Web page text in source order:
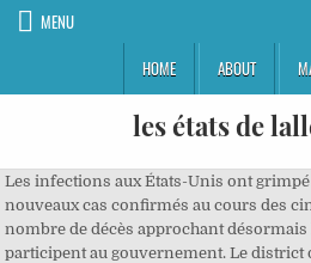
MENU
HOME
ABOUT
les états de
Les infections aux États-Unis ont grimpé en flèche, avec 1,1 million de nouveaux cas confirmés au cours des cinq derniers jours et un nombre de décès approchant désormais les 300.000. Les Grünen participent au gouvernement. Le district de Bialystok est ainsi rattaché à la Prusse-Orientale[41]. Après le mois d'octobre 1944, l’Allemagne est écrasée sous les bombardements. Il met fin au Grand Schisme par le concile de Constance (1414-1418). Lors des premières années, elle doit lutter contre des révoltes de gauche et de droite (1919-1923), en particulier la Révolte spartakiste de Berlin, puis le Putsch de Kapp. Cinq ans plus, les Sept de Göttingen, un groupe d'intellectuels dont les frères Grimm, dénoncent le nouveau roi de Hanovre, Ernest-Auguste Ier qui a invalidé la Constitution de 1833. Les croisés deviennent des paysans établis pour remplacer la population borusse tuée ou en fuite. Noté /5. Nonresident Alien: A nonresident alien is a classification assigned to a non-U.S. citizen, or foreign national, who doesn't pass the green card test or the substantial presence test. Le Kulturkampf a en fait comme objectif de réduire des particularismes pour renforcer l'unité de l'Empire. Le « décollage industriel » date de la période 1850-1870, selon l'économiste Rostow[35]. Il semble ainsi nécessaire de provoquer les hostilités avant qu'il ne soit trop tard. De plus, le boum provisoire de la consommation causé par la parité a retardé des réformes structurelles nécessaires aux entreprises ouest-allemandes. Lors des débats était apparu la question des limites de ce nouvel État fédéral. Le territoire allemand est grandement amputé : il diminue de 24 % par rapport à 1937. 23 mai 1949 - Création de la République fédérale d'Allemagne. Les États ont les plus grandes difficultés à se mettre d'accord et les débats sont souvent très longs. : les Alamans et les Francs). De plus, elle doit payer de lourdes réparations à la France et à la Belgique. En 1002, une forteresse est construite près des ruines de l'ancienne cité romaine de Vindobona, la future Vienne. L’Europe s’évite une nouvelle crise majeure. À la mort de Frédéric II en 1250, l'Allemagne se trouve privée d'un pouvoir central pendant l'interrègne de vingt-trois ans qui suit son décès. Non. Les paysans d'Allemagne du sud se révoltèrent contre leurs seigneurs à la fin de l'année 1524. ushmm, l'expansion allemande pendant la guerre. Alors que jusque là, ils étaient plus libres que les paysans du reste de l'Allemagne, ils se retrouvent dans une plus grande servitude. C'est donc la solution dominée par la Prusse, dite solution petite-allemande, c’est-à-dire sans l'Autriche, qui emporte finalement la décision. Frédéric II est tellement occupé par ses affaires italiennes qu'il ne séjourne que quelques mois en Allemagne au début de son règne, laissant ensuite son gouvernement à son fils Henri II de Souabe. La seconde explication est la forte croissance démographique qui raréfie et renchérit les denrées. Parmi les empereurs du XIVe et du XVe siècle, Charles IV, roi de Bohême, chef de la Maison de Luxembourg a eu un rôle important. Les princes et les villes luthériennes protestent. En attendant, la diète réunie à Spire en 1526 décide à l'unanimité que pendant un an et demi chaque État sera responsable de ses affaires religieuses[6]. Les princes organisent leur cour avec leur chancellerie, leur sceau, leur administration autonome, leur propre législation. L'état-major prussien utilise efficacement les chemins de fer et le télégraphe que l'État a encouragé dans les deux décennies précédant la guerre. De 962 à 1806, l'Allemagne est la force centrifuge du Saint-Empire romain germanique. Luther fut indigné par une rébellion qui tendait à menacer un ordre social qu'il défendait et soutint la répression. À partir de 1663, le Reichstag, devenu « perpétuel », siège à Ratisbonne. En 1789, la Révolution française est admirée par le monde intellectuel et universitaire : les poètes Klopstock et Goethe, les philosophes Kant et Fichte, s'enthousiasment devant la Déclaration des droits de l'homme. Elles entendent en effet faire payer aux Allemands les destructions causées à l'économie soviétique pendant l'offensive nazie. Le Zollverein, espace intérieur sans droit de douane créé à l'initiative de la Prusse, s'étend progressivement à tous les États allemands, sauf les villes hanséatiques, entre 1828 et 1858. La Pologne recréée obtient la Posnanie allemande, une partie de la Haute-Silésie et le corridor de Dantzig qui lui assure une ouverture à la mer tout en séparant la Prusse-Orientale du reste de l'Allemagne. Population (2014) : 80,89 millions d’habitants. Il fut dominé par les souverains mérovingiens, puis, à partir de 750, les Carolingiens. En effet, « le fer et le sang » sont pour Bismarck les moyens de réaliser l'unité allemande par le haut, c'est-à-dire sans le consentement des peuples. Les Allemands de l'Est, traumatisés et mécontents se sont alors tournés vers l'ancien parti communiste devenu le PDS. Le courant libéral, en revanche, s'inspire des modèles français et britannique pour réclamer une constitution avec un parlement élu au suffrage censitaire, ainsi que des libertés individuelles garanties par l'État. Otton Ier associe son fils Otton II à l'Empire en le faisant couronner de son vivant le 25 décembre 967. Il est couronné empereur (en allemand, Kaiser, qui dérive de César) en 962. Le courant unitaire qui était peu actif depuis l'échec du parlement de Francfort renaît en 1859. ». Les protestants subissent une défaite décisive à Mühlberg en Saxe en 1547. Otton Ier promulgue le 13 février 962 le Privilegium Ottonianum qui oblige tout nouveau pape à prêter serment auprès de l'empereur ou de son envoyé avant de recevoir la consécration. Les chevaliers Porte-Glaive